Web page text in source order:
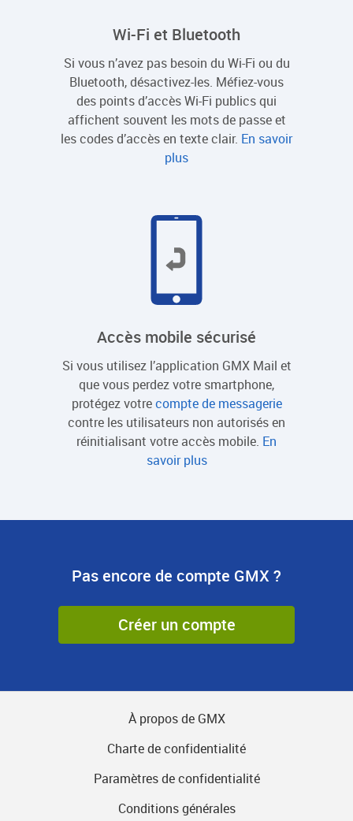
Wi-Fi et Bluetooth
Si vous n’avez pas besoin du Wi-Fi ou du
Bluetooth, désactivez-les. Méfiez-vous
des points d’accès Wi-Fi publics qui
affichent souvent les mots de passe et
les codes d’accès en texte clair. En savoir
plus
Accès mobile sécurisé
Si vous utilisez l’application GMX Mail et
que vous perdez votre smartphone,
protégez votrecompte de messagerie
contre les utilisateurs non autorisés en
réinitialisant votre accès mobile. En
savoir plus
Pas encore de compte GMX ?
Créer un compte
À propos de GMX
Charte de confidentialité
Paramètres de confidentialité
Conditions générales